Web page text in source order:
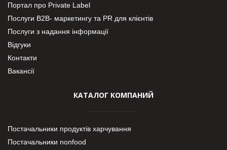
Портал про Private Label
Послуги В2В- маркетингу та PR для клієнтів
Послуги з надання інформації
Відгуки
Контакти
Вакансії
КАТАЛОГ КОМПАНИЙ
Постачальники продуктів харчування
Постачальники nonfood